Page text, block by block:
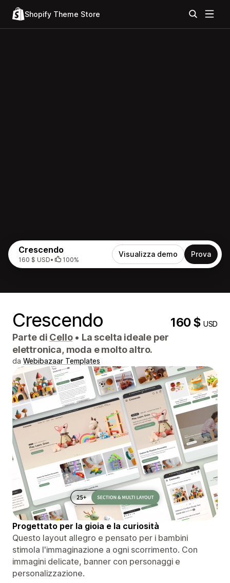
Shopify Theme Store
Crescendo
160 $ USD• 100%
Visualizza demo Prova
Crescendo 160 $USD
Parte di Cello • La scelta ideale per
elettronica, moda e molto altro.
da Webibazaar Templates
Progettato per la gioia e la curiosità
Questo layout allegro e pensato per i bambini
stimola l'immaginazione a ogni scorrimento. Con
immagini delicate, banner con personaggi e
personalizzazione.